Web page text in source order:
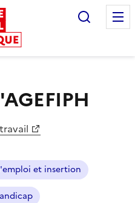
et insertion